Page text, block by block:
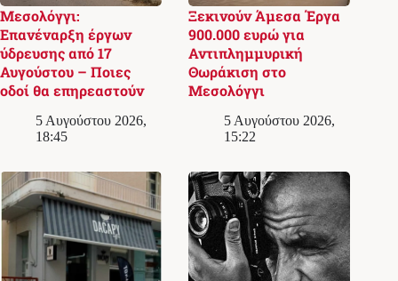
Μεσολόγγι:
Επανέναρξη έργων
ύδρευσης από 17
Αυγούστου – Ποιες
οδοί θα επηρεαστούν
5 Αυγούστου 2026,
18:45
Ξεκινούν Άμεσα Έργα
900.000 ευρώ για
Αντιπλημμυρική
Θωράκιση στο
Μεσολόγγι
5 Αυγούστου 2026,
15:22